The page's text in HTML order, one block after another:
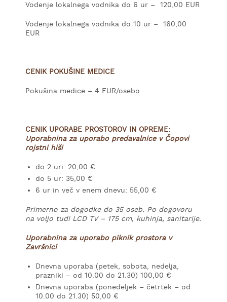
Vodenje lokalnega vodnika do 6 ur – 120,00 EUR
Vodenje lokalnega vodnika do 10 ur – 160,00
EUR
CENIK POKUŠINE MEDICE
Pokušina medice – 4 EUR/osebo
CENIK UPORABE PROSTOROV IN OPREME:
Uporabnina za uporabo predavalnice v Čopovi
rojstni hiši
do 2 uri: 20,00 €
do 5 ur: 35,00 €
6 ur in več v enem dnevu: 55,00 €
Primerno za dogodke do 35 oseb. Po dogovoru
na voljo tudi LCD TV – 175 cm, kuhinja, sanitarije.
Uporabnina za uporabo piknik prostora v
Završnici
Dnevna uporaba (petek, sobota, nedelja,
prazniki – od 10.00 do 21.30) 100,00 €
Dnevna uporaba (ponedeljek – četrtek – od
10.00 do 21.30) 50,00 €